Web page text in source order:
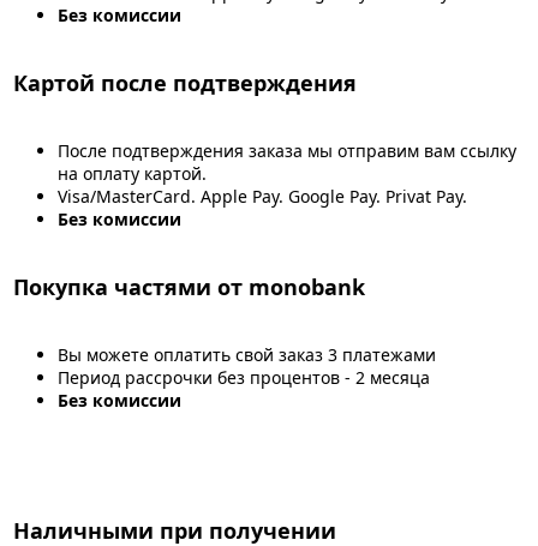
Без комиссии
Картой после подтверждения
После подтверждения заказа мы отправим вам ссылку
на оплату картой.
Visa/MasterCard. Apple Pay. Google Pay. Privat Pay.
Без комиссии
Покупка частями от monobank
Вы можете оплатить свой заказ 3 платежами
Период рассрочки без процентов - 2 месяца
Без комиссии
Наличными при получении